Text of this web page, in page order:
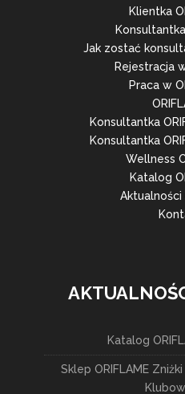
Klientka
Jak zostać
Rejestracja
Praca w
Konsultantka
Konsultantka
Wellness
Katalog
Aktualności
Katalog
Sklep ORIFLAME